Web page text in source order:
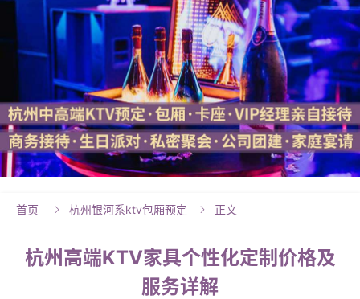
首页  杭州银河系ktv包厢预定  正文
杭州高端KTV家具个性化定制价格及
服务详解